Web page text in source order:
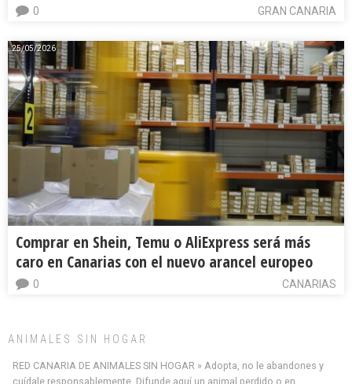
GRAN CANARIA
0
25/05/2026
Comprar en Shein, Temu o AliExpress será más
caro en Canarias con el nuevo arancel europeo
CANARIAS
0
ANIMALES SIN HOGAR
RED CANARIA DE ANIMALES SIN HOGAR » Adopta, no le abandones y
cuídale responsablemente. Difunde aquí un animal perdido o en